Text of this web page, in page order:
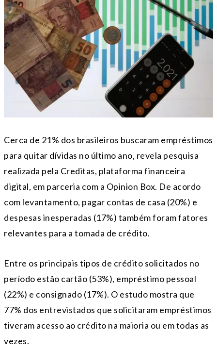
Cerca de 21% dos brasileiros buscaram empréstimos
para quitar dívidas no último ano, revela pesquisa
realizada pela Creditas, plataforma financeira
digital, em parceria com a Opinion Box. De acordo
com levantamento, pagar contas de casa (20%) e
despesas inesperadas (17%) também foram fatores
relevantes para a tomada de crédito.
Entre os principais tipos de crédito solicitados no
período estão cartão (53%), empréstimo pessoal
(22%) e consignado (17%). O estudo mostra que
77% dos entrevistados que solicitaram empréstimos
tiveram acesso ao crédito na maioria ou em todas as
vezes.